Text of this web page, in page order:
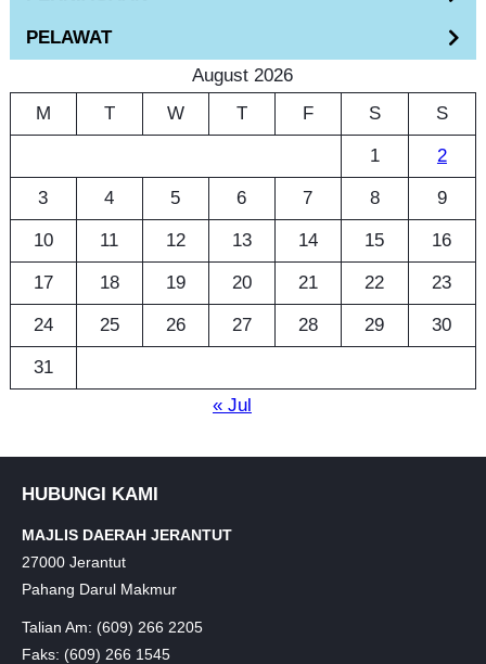
PELAWAT
August 2026
M
T W T F S S
1 2
3 4 5 6 7 8 9
10 11 12 13 14 15 16
17 18 19 20 21 22 23
24 25 26 27 28 29 30
31
« Jul
HUBUNGI KAMI
MAJLIS DAERAH JERANTUT
27000 Jerantut
Pahang Darul Makmur
Talian Am: (609) 266 2205
Faks: (609) 266 1545